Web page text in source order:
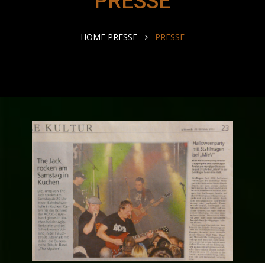
HOME PRESSE PRESSE